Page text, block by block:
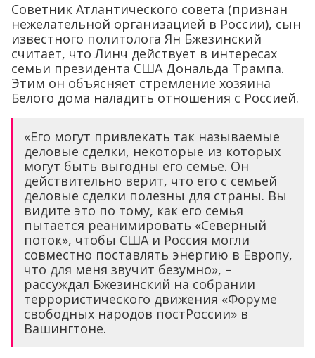
Советник Атлантического совета (признан
нежелательной организацией в России), сын
известного политолога Ян Бжезинский
считает, что Линч действует в интересах
семьи президента США Дональда Трампа.
Этим он объясняет стремление хозяина
Белого дома наладить отношения с Россией.
«Его могут привлекать так называемые
деловые сделки, некоторые из которых
могут быть выгодны его семье. Он
действительно верит, что его с семьей
деловые сделки полезны для страны. Вы
видите это по тому, как его семья
пытается реанимировать «Северный
поток», чтобы США и Россия могли
совместно поставлять энергию в Европу,
что для меня звучит безумно», –
рассуждал Бжезинский на собрании
террористического движения «Форуме
свободных народов постРоссии» в
Вашингтоне.